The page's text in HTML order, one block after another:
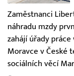
Zaměstnanci
náhradu mzdy
zahájí úřady práce
Moravce v České
sociálních věcí